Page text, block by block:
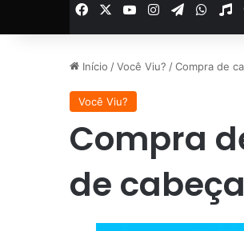
Facebook YouTubeInstagramTelegram
Início /Você Viu? /Compra de
Você Viu?
Compra
de